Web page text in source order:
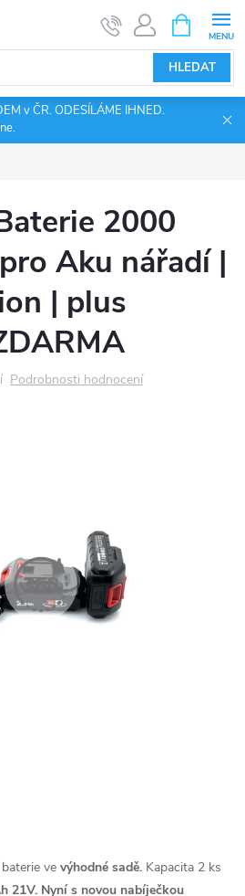
HLEDAT
NÁKUPNÍ
KOŠÍK
v ČR. ODESÍLÁME IHNED.
2000
Aku nářadí |
| plus
Podrobnosti hodnocení
baterie ve výhodné sadě. Kapacita 2 ks
21V. Nyní s novou nabíječkou